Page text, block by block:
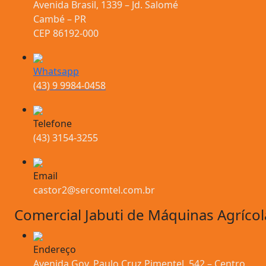
Avenida Brasil, 1339 – Jd. Salomé
Cambé – PR
CEP 86192-000
Whatsapp
(43) 9 9984-0458
Telefone
(43) 3154-3255
Email
castor2@sercomtel.com.br
Comercial Jabuti de Máquinas
Endereço